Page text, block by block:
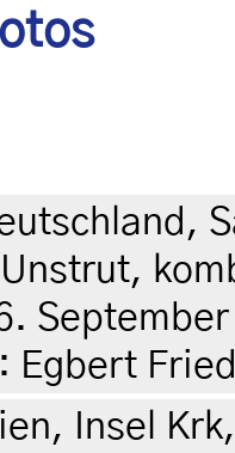
Egbert
Insel